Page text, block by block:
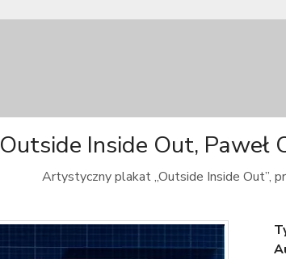
Outside Inside Out, Paweł
Artystyczny plakat „Outside Inside Out”,